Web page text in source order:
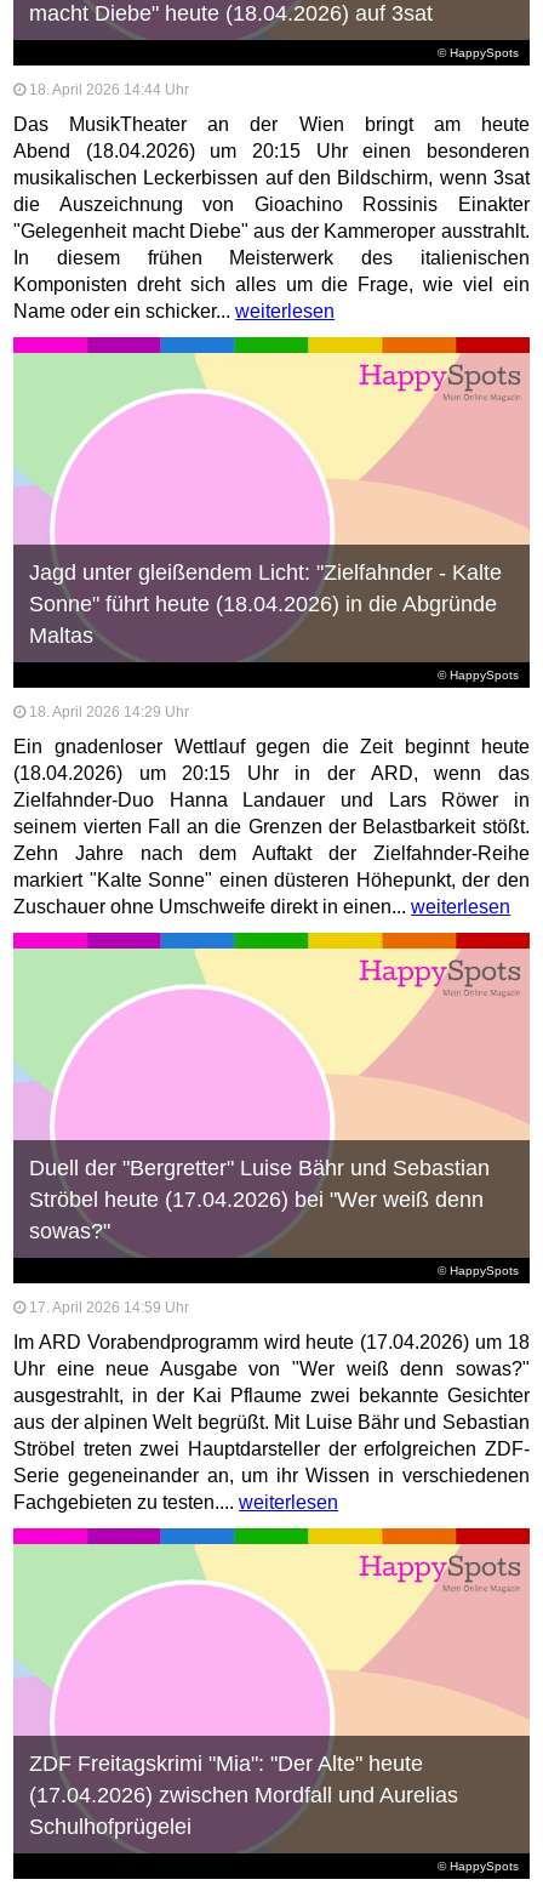
© HappySpots
macht Diebe" heute (18.04.2026) auf 3sat
18. April 2026 14:44 Uhr
Das MusikTheater an der Wien bringt am heute
Abend (18.04.2026) um 20:15 Uhr einen besonderen
musikalischen Leckerbissen auf den Bildschirm, wenn 3sat
die Auszeichnung von Gioachino Rossinis Einakter
"Gelegenheit macht Diebe" aus der Kammeroper ausstrahlt.
In diesem frühen Meisterwerk des italienischen
Komponisten dreht sich alles um die Frage, wie viel ein
Name oder ein schicker...weiterlesen
© HappySpots
Jagd unter gleißendem Licht: "Zielfahnder - Kalte
Sonne" führt heute (18.04.2026) in die Abgründe
Maltas
18. April 2026 14:29 Uhr
Ein gnadenloser Wettlauf gegen die Zeit beginnt heute
(18.04.2026) um 20:15 Uhr in der ARD, wenn das
Zielfahnder-Duo Hanna Landauer und Lars Röwer in
seinem vierten Fall an die Grenzen der Belastbarkeit stößt.
Zehn Jahre nach dem Auftakt der Zielfahnder-Reihe
markiert "Kalte Sonne" einen düsteren Höhepunkt, der den
Zuschauer ohne Umschweife direkt in einen...weiterlesen
© HappySpots
Duell der "Bergretter" Luise Bähr und Sebastian
Ströbel heute (17.04.2026) bei "Wer weiß denn
sowas?"
17. April 2026 14:59 Uhr
Im ARD Vorabendprogramm wird heute (17.04.2026) um 18
Uhr eine neue Ausgabe von "Wer weiß denn sowas?"
ausgestrahlt, in der Kai Pflaume zwei bekannte Gesichter
aus der alpinen Welt begrüßt. Mit Luise Bähr und Sebastian
Ströbel treten zwei Hauptdarsteller der erfolgreichen ZDF-
Serie gegeneinander an, um ihr Wissen in verschiedenen
Fachgebieten zu testen....weiterlesen
© HappySpots
ZDF Freitagskrimi "Mia": "Der Alte" heute
(17.04.2026) zwischen Mordfall und Aurelias
Schulhofprügelei